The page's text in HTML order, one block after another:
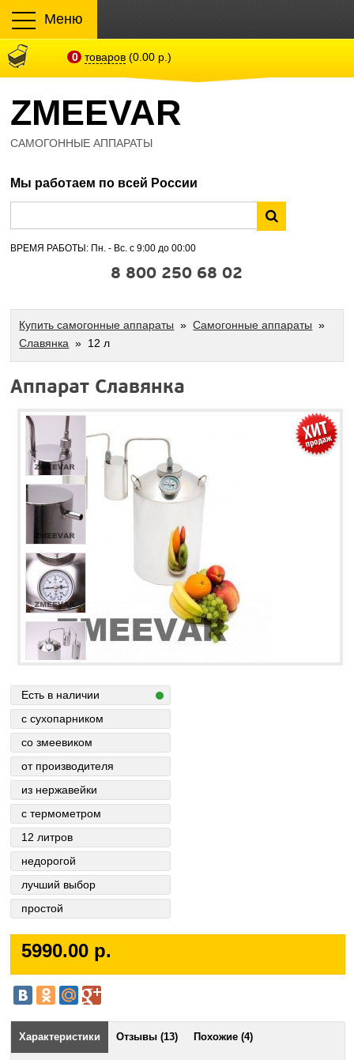
Меню
0 товаров (0.00 р.)
ZMEEVAR
САМОГОННЫЕ АППАРАТЫ
Мы работаем по всей России
ВРЕМЯ РАБОТЫ: Пн. - Вс. с 9:00 до 00:00
8 800 250 68 02
Купить самогонные аппараты »Самогонные аппараты »
Славянка » 12 л
Аппарат Славянка
Есть в наличии
с сухопарником
со змеевиком
от производителя
из нержавейки
с термометром
12 литров
недорогой
лучший выбор
простой
5990.00 р.
Характеристики Отзывы (13) Похожие (4)